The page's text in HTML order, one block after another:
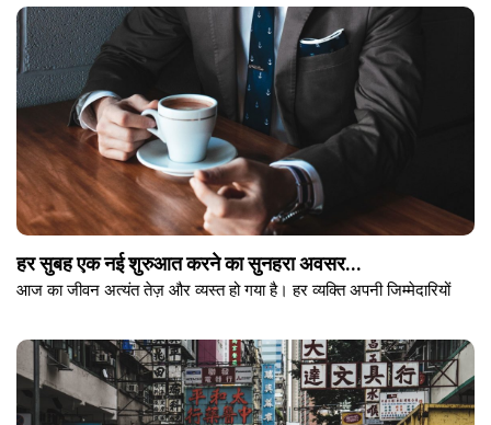
हर सुबह एक नई शुरुआत करने का सुनहरा अवसर...
आज का जीवन अत्यंत तेज़ और व्यस्त हो गया है। हर व्यक्ति अपनी जिम्मेदारियों